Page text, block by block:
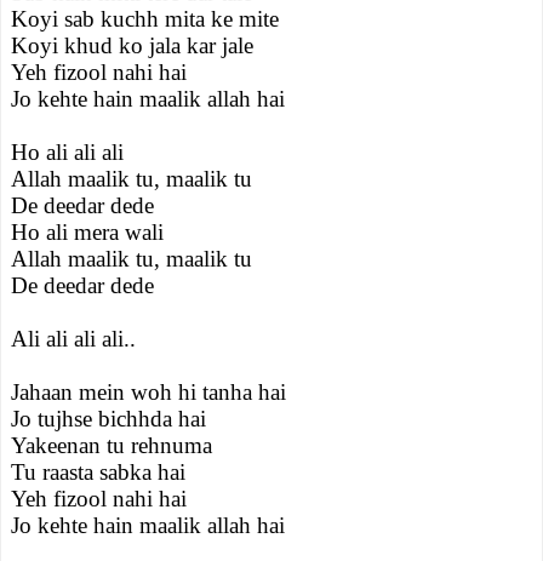
Koyi sab kuchh mita ke mite
Koyi khud ko jala kar jale
Yeh fizool nahi hai
Jo kehte hain maalik allah hai
Ho ali ali ali
Allah maalik tu, maalik tu
De deedar dede
Ho ali mera wali
Allah maalik tu, maalik tu
De deedar dede
Ali ali ali ali..
Jahaan mein woh hi tanha hai
Jo tujhse bichhda hai
Yakeenan tu rehnuma
Tu raasta sabka hai
Yeh fizool nahi hai
Jo kehte hain maalik allah hai